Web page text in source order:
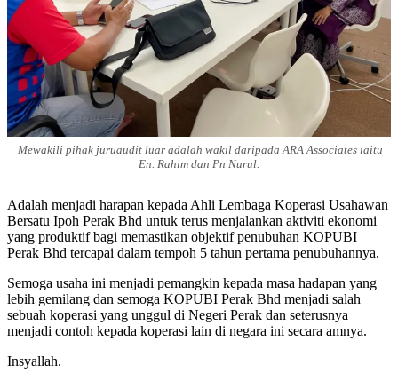
Mewakili pihak juruaudit luar adalah wakil daripada ARA Associates iaitu
En. Rahim dan Pn Nurul.
Adalah menjadi harapan kepada Ahli Lembaga Koperasi Usahawan
Bersatu Ipoh Perak Bhd untuk terus menjalankan aktiviti ekonomi
yang produktif bagi memastikan objektif penubuhan KOPUBI
Perak Bhd tercapai dalam tempoh 5 tahun pertama penubuhannya.
Semoga usaha ini menjadi pemangkin kepada masa hadapan yang
lebih gemilang dan semoga KOPUBI Perak Bhd menjadi salah
sebuah koperasi yang unggul di Negeri Perak dan seterusnya
menjadi contoh kepada koperasi lain di negara ini secara amnya.
Insyallah.